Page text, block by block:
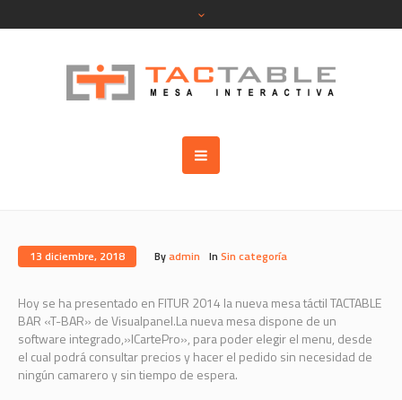
13 diciembre, 2018 Byadmin In Sin categoría
Hoy se ha presentado en FITUR 2014 la nueva mesa táctil TACTABLE
BAR «T-BAR» de Visualpanel.La nueva mesa dispone de un
software integrado,»ICartePro», para poder elegir el menu, desde
el cual podrá consultar precios y hacer el pedido sin necesidad de
ningún camarero y sin tiempo de espera.